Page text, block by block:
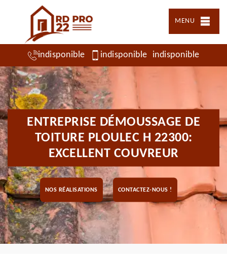
MENU
indisponible indisponible indisponible
ENTREPRISE DÉMOUSSAGE DE
TOITURE PLOULEC H 22300:
EXCELLENT COUVREUR
NOS RÉALISATIONS CONTACTEZ-NOUS !